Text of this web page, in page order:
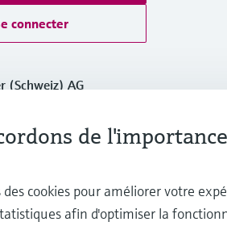
connecter
(Schweiz) AG
de
cookies pour améliorer votre
afin d'optimiser la